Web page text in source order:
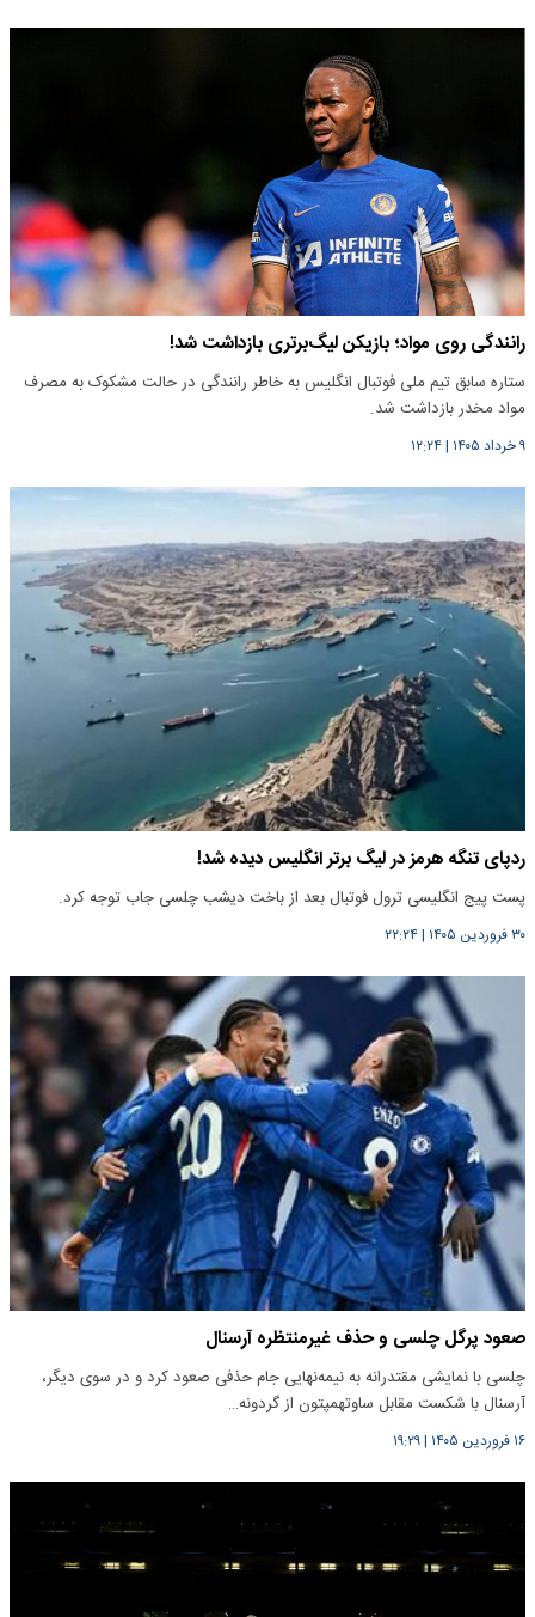
رانندگی روی مواد؛ بازیکن لیگ‌برتری بازداشت شد!
ستاره سابق تیم ملی فوتبال انگلیس به خاطر رانندگی در حالت مشکوک به مصرف
مواد مخدر بازداشت شد.
۹ خرداد ۱۴۰۵ |۱۲:۲۴
ردپای تنگه هرمز در لیگ برتر انگلیس دیده شد!
پست پیج انگلیسی ترول فوتبال بعد از باخت دیشب چلسی جاب توجه کرد.
۳۰ فروردین ۱۴۰۵ |۲۲:۲۴
صعود پرگل چلسی و حذف غیرمنتظره آرسنال
چلسی با نمایشی مقتدرانه به نیمه‌نهایی جام حذفی صعود کرد و در سوی دیگر،
آرسنال با شکست مقابل ساوتهمپتون از گردونه…
۱۶ فروردین ۱۴۰۵ |۱۹:۲۹